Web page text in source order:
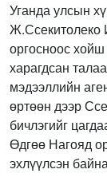
Уганда улсын
Ж.Ссекитолеко
оргосноос
харагдсан
мэдээллийн
өртөөн дээр
бичлэгийг
Өдгөө Нагояд
эхлүүлсэн